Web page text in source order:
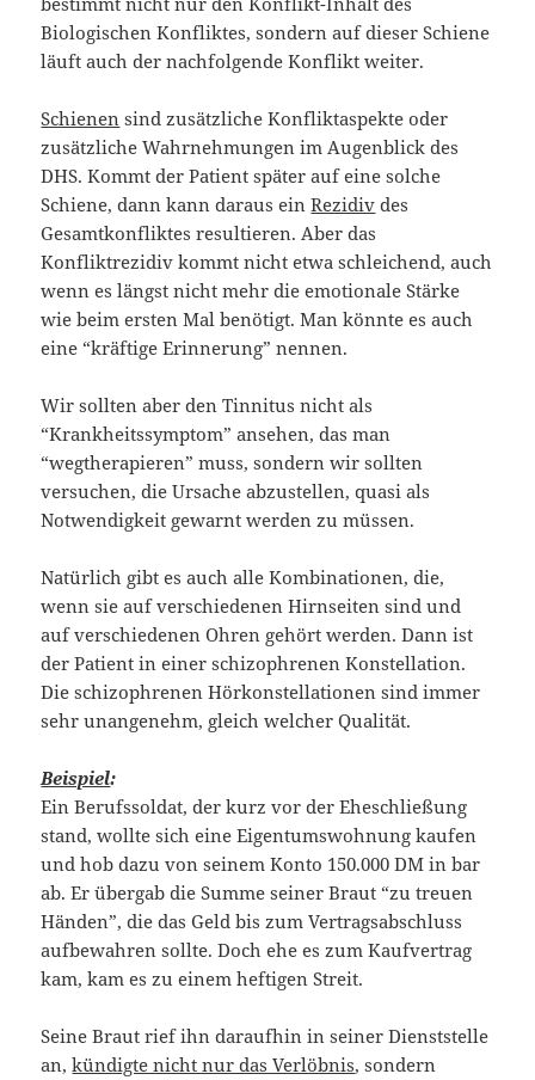
Biologischen Konfliktes, sondern auf dieser Schiene
läuft auch der nachfolgende Konflikt weiter.
Schienen sind zusätzliche Konfliktaspekte oder
zusätzliche Wahrnehmungen im Augenblick des
DHS. Kommt der Patient später auf eine solche
Schiene, dann kann daraus einRezidiv des
Gesamtkonfliktes resultieren. Aber das
Konfliktrezidiv kommt nicht etwa schleichend, auch
wenn es längst nicht mehr die emotionale Stärke
wie beim ersten Mal benötigt. Man könnte es auch
eine “kräftige Erinnerung” nennen.
Wir sollten aber den Tinnitus nicht als
“Krankheitssymptom” ansehen, das man
“wegtherapieren” muss, sondern wir sollten
versuchen, die Ursache abzustellen, quasi als
Notwendigkeit gewarnt werden zu müssen.
Natürlich gibt es auch alle Kombinationen, die,
wenn sie auf verschiedenen Hirnseiten sind und
auf verschiedenen Ohren gehört werden. Dann ist
der Patient in einer schizophrenen Konstellation.
Die schizophrenen Hörkonstellationen sind immer
sehr unangenehm, gleich welcher Qualität.
Beispiel:
Ein Berufssoldat, der kurz vor der Eheschließung
stand, wollte sich eine Eigentumswohnung kaufen
und hob dazu von seinem Konto 150.000 DM in bar
ab. Er übergab die Summe seiner Braut “zu treuen
Händen”, die das Geld bis zum Vertragsabschluss
aufbewahren sollte. Doch ehe es zum Kaufvertrag
kam, kam es zu einem heftigen Streit.
Seine Braut rief ihn daraufhin in seiner Dienststelle
an,kündigte nicht nur das Verlöbnis, sondern